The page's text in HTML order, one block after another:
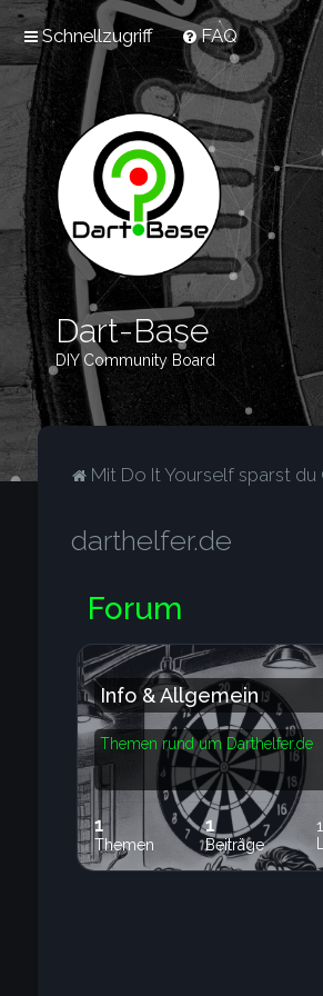
Schnellzugriff FAQ
Dart-Base
DIY Community Board
Mit Do It Yourself sparst
darthelfer.de
Forum
Info & Allgemein
Themen rund um Darthelfer.de
1
Themen
1
Beiträge